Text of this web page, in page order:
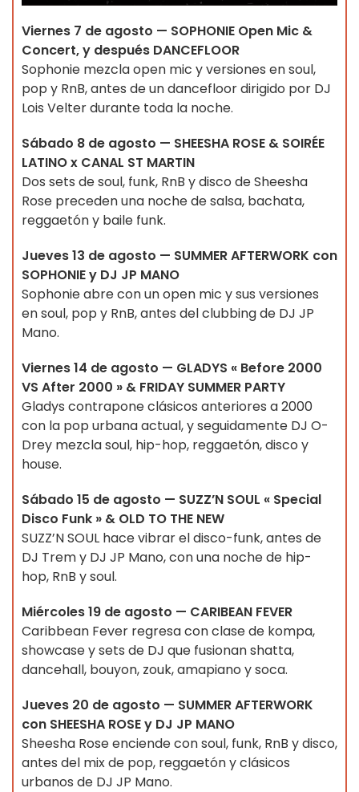
Viernes 7 de agosto — SOPHONIE Open Mic &
Concert, y después DANCEFLOOR
Sophonie mezcla open mic y versiones en soul,
pop y RnB, antes de un dancefloor dirigido por DJ
Lois Velter durante toda la noche.
Sábado 8 de agosto — SHEESHA ROSE & SOIRÉE
LATINO x CANAL ST MARTIN
Dos sets de soul, funk, RnB y disco de Sheesha
Rose preceden una noche de salsa, bachata,
reggaetón y baile funk.
Jueves 13 de agosto — SUMMER AFTERWORK con
SOPHONIE y DJ JP MANO
Sophonie abre con un open mic y sus versiones
en soul, pop y RnB, antes del clubbing de DJ JP
Mano.
Viernes 14 de agosto — GLADYS « Before 2000
VS After 2000 » & FRIDAY SUMMER PARTY
Gladys contrapone clásicos anteriores a 2000
con la pop urbana actual, y seguidamente DJ O-
Drey mezcla soul, hip-hop, reggaetón, disco y
house.
Sábado 15 de agosto — SUZZ’N SOUL « Special
Disco Funk » & OLD TO THE NEW
SUZZ’N SOUL hace vibrar el disco-funk, antes de
DJ Trem y DJ JP Mano, con una noche de hip-
hop, RnB y soul.
Miércoles 19 de agosto — CARIBEAN FEVER
Caribbean Fever regresa con clase de kompa,
showcase y sets de DJ que fusionan shatta,
dancehall, bouyon, zouk, amapiano y soca.
Jueves 20 de agosto — SUMMER AFTERWORK
con SHEESHA ROSE y DJ JP MANO
Sheesha Rose enciende con soul, funk, RnB y disco,
antes del mix de pop, reggaetón y clásicos
urbanos de DJ JP Mano.